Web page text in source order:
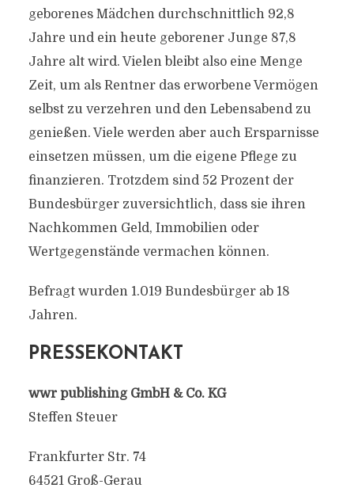
geborenes Mädchen durchschnittlich 92,8
Jahre und ein heute geborener Junge 87,8
Jahre alt wird. Vielen bleibt also eine Menge
Zeit, um als Rentner das erworbene Vermögen
selbst zu verzehren und den Lebensabend zu
genießen. Viele werden aber auch Ersparnisse
einsetzen müssen, um die eigene Pflege zu
finanzieren. Trotzdem sind 52 Prozent der
Bundesbürger zuversichtlich, dass sie ihren
Nachkommen Geld, Immobilien oder
Wertgegenstände vermachen können.
Befragt wurden 1.019 Bundesbürger ab 18
Jahren.
PRESSEKONTAKT
wwr publishing GmbH & Co. KG
Steffen Steuer
Frankfurter Str. 74
64521 Groß-Gerau